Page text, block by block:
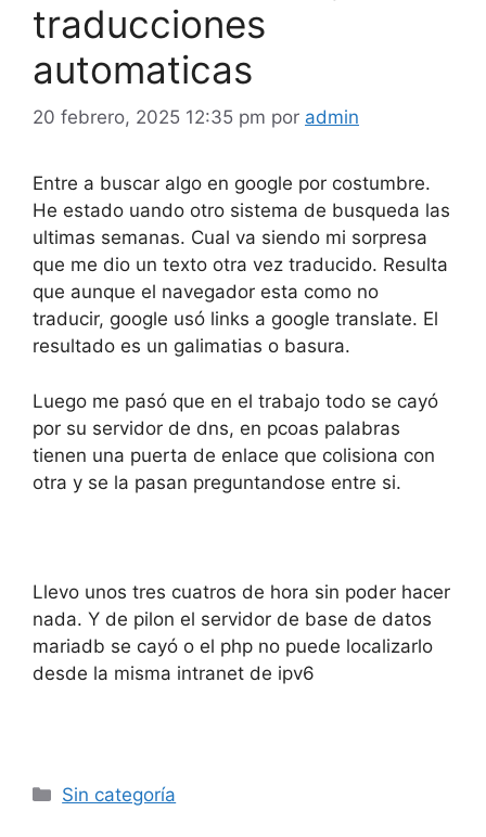
traducciones
automaticas
20 febrero, 2025 12:35 pm por admin
Entre a buscar algo en google por costumbre.
He estado uando otro sistema de busqueda las
ultimas semanas. Cual va siendo mi sorpresa
que me dio un texto otra vez traducido. Resulta
que aunque el navegador esta como no
traducir, google usó links a google translate. El
resultado es un galimatias o basura.
Luego me pasó que en el trabajo todo se cayó
por su servidor de dns, en pcoas palabras
tienen una puerta de enlace que colisiona con
otra y se la pasan preguntandose entre si.
Llevo unos tres cuatros de hora sin poder hacer
nada. Y de pilon el servidor de base de datos
mariadb se cayó o el php no puede localizarlo
desde la misma intranet de ipv6
Categorías
Sin categoría